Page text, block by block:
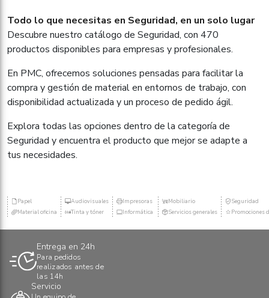
Todo lo que necesitas en Seguridad, en un solo lugar
Descubre nuestro catálogo de Seguridad, con 470
productos disponibles para empresas y profesionales.
En PMC, ofrecemos soluciones pensadas para facilitar la
compra y gestión de material en entornos de trabajo, con
disponibilidad actualizada y un proceso de pedido ágil.
Explora todas las opciones dentro de la categoría de
Seguridad y encuentra el producto que mejor se adapte a
tus necesidades.
Papel
Material oficina
Audiovisuales
Tinta y tóner
Impresoras
Informática
Mobiliario
Servicios generales
Seguridad
Promociones
Entrega en 24h
Para pedidos
realizados antes de
las 14h
Servicio